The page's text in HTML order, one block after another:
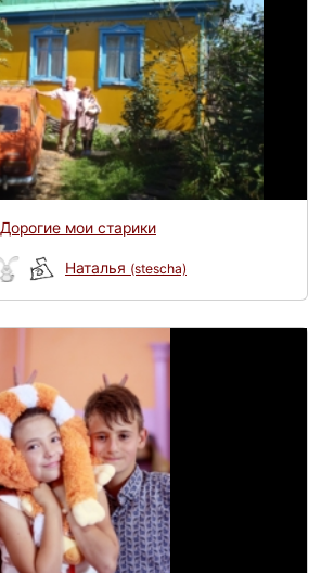
Дорогие мои старики
Наталья (stescha)